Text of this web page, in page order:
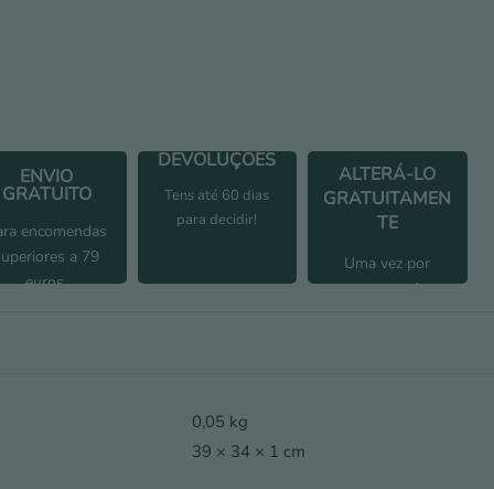
ENVIO
GRATUITO
encomendas
a 79
euros.
DEVOLUÇÕES
Tens até 60 dias
para decidir!
ALTERÁ-LO
GRATUITAMEN
TE
Uma vez por
encomenda
0,05 kg
39 × 34 × 1 cm